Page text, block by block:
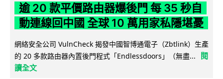
逾 20 款平價路由器爆後門 每 35 秒自
動連線回中國 全球 10 萬用家私隱堪憂
網絡安全公司 VulnCheck 揭發中國智博通電子（Zbtlink）生產
的 20 多款路由器內置後門程式「Endlessdoors」（無盡...
閱
讀全文